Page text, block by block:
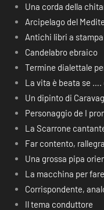
Una corda della
Arcipelago del
Antichi libri a stampa
Candelabro ebraico
Termine dialettale
La vita è beata se ….
Un dipinto di
Personaggio de I
La Scarrone
Far contento,
Una grossa pipa
La macchina per
Corrispondente,
Il tema conduttore